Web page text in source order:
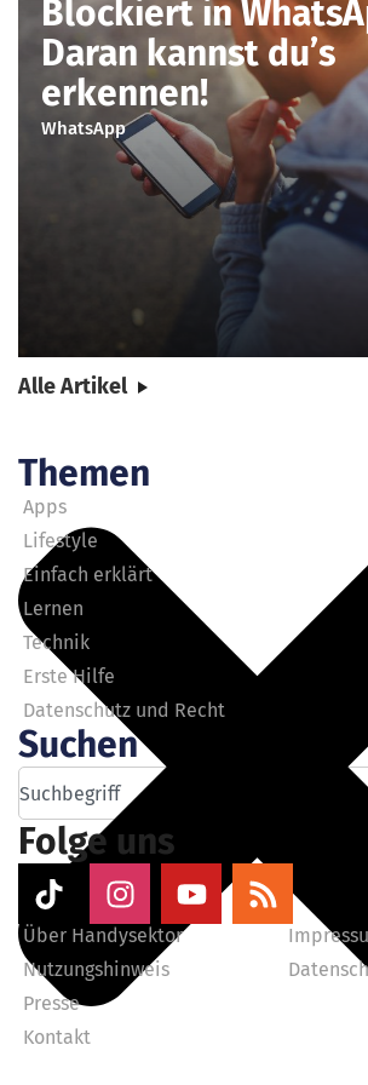
Blockiert in
Daran kannst du’s
erkennen!
WhatsApp
Alle Artikel
Themen
Apps
Lifestyle
Einfach erklärt
Lernen
Technik
Erste Hilfe
Datenschutz und Recht
Suchen
Folge uns
Über Handysektor
Nutzungshinweis
Presse
Kontakt